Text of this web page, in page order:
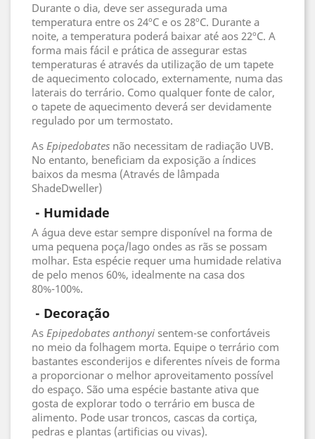
Durante o dia, deve ser assegurada uma
temperatura entre os 24ºC e os 28ºC. Durante a
noite, a temperatura poderá baixar até aos 22ºC. A
forma mais fácil e prática de assegurar estas
temperaturas é através da utilização de um tapete
de aquecimento colocado, externamente, numa das
laterais do terrário. Como qualquer fonte de calor,
o tapete de aquecimento deverá ser devidamente
regulado por um termostato.
As Epipedobates não necessitam de radiação UVB.
No entanto, beneficiam da exposição a índices
baixos da mesma (Através de lâmpada
ShadeDweller)
- Humidade
A água deve estar sempre disponível na forma de
uma pequena poça/lago ondes as rãs se possam
molhar. Esta espécie requer uma humidade relativa
de pelo menos 60%, idealmente na casa dos
80%-100%.
- Decoração
As Epipedobates anthonyi sentem-se confortáveis
no meio da folhagem morta. Equipe o terrário com
bastantes esconderijos e diferentes níveis de forma
a proporcionar o melhor aproveitamento possível
do espaço. São uma espécie bastante ativa que
gosta de explorar todo o terrário em busca de
alimento. Pode usar troncos, cascas da cortiça,
pedras e plantas (artificias ou vivas).